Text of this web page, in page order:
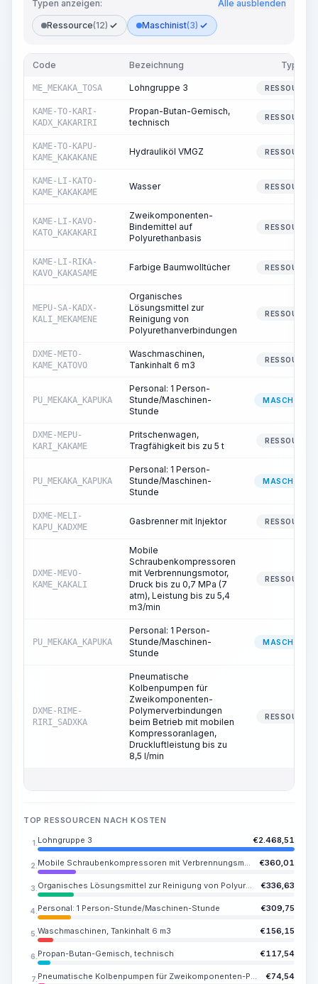
Typen anzeigen: Alle ausblenden
Ressource(12) Maschinist(3)
Code Bezeichnung Typ
ME_MEKAKA_TOSA Lohngruppe 3 RESSOURCE
KAME-TO-KARI-
KADX_KAKARIRI
Propan-Butan-Gemisch,
technisch
RESSOURCE
KAME-TO-KAPU-
KAME_KAKAKANE
Hydrauliköl VMGZ RESSOURCE
KAME-LI-KATO-
KAME_KAKAKAME
Wasser RESSOURCE
KAME-LI-KAVO-
KATO_KAKAKARI
Zweikomponenten-
Bindemittel auf
Polyurethanbasis
RESSOURCE
KAME-LI-RIKA-
KAVO_KAKASAME
Farbige Baumwolltücher RESSOURCE
MEPU-SA-KADX-
KALI_MEKAMENE
Organisches
Lösungsmittel zur
Reinigung von
Polyurethanverbindungen
RESSOURCE
DXME-METO-
KAME_KATOVO
Waschmaschinen,
Tankinhalt 6 m3
RESSOURCE
PU_MEKAKA_KAPUKA
Personal: 1 Person-
Stunde/Maschinen-
Stunde
MASCHINIST
DXME-MEPU-
KARI_KAKAME
Pritschenwagen,
Tragfähigkeit bis zu 5 t
RESSOURCE
PU_MEKAKA_KAPUKA
Personal: 1 Person-
Stunde/Maschinen-
Stunde
MASCHINIST
DXME-MELI-
KAPU_KADXME
Gasbrenner mit Injektor RESSOURCE
DXME-MEVO-
KAME_KAKALI
Mobile
Schraubenkompressoren
mit Verbrennungsmotor,
Druck bis zu 0,7 MPa (7
atm), Leistung bis zu 5,4
m3/min
RESSOURCE
PU_MEKAKA_KAPUKA
Personal: 1 Person-
Stunde/Maschinen-
Stunde
MASCHINIST
DXME-RIME-
RIRI_SADXKA
Pneumatische
Kolbenpumpen für
Zweikomponenten-
Polymerverbindungen
beim Betrieb mit mobilen
Kompressoranlagen,
Druckluftleistung bis zu
8,5 l/min
RESSOURCE
TOP RESSOURCEN NACH KOSTEN
1. Lohngruppe 3 €2.468,51
2. Mobile Schraubenkompressoren mit Verbrennungsmotor, Druck bis zu 0,7 MPa (7 atm), Leistung bis zu 5,4 m3/min €360,01
3. Organisches Lösungsmittel zur Reinigung von Polyurethanverbindungen €336,63
4. Personal: 1 Person-Stunde/Maschinen-Stunde €309,75
5. Waschmaschinen, Tankinhalt 6 m3 €156,15
6. Propan-Butan-Gemisch, technisch €117,54
7. Pneumatische Kolbenpumpen für Zweikomponenten-Polymerverbindungen beim Betrieb mit mobilen Kompressoranlagen, Druckluftleistung bis zu 8,5 l/min €74,54